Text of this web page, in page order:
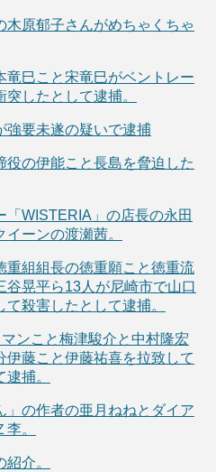
木原郁子さんがめちゃくちゃ
竜巳こと宋竜巳がベントレー
したとして逮捕。
強要未遂の疑いで逮捕
役の伊能こと長島を脅迫した
「WISTERIA」の店長の永田
ーンの渡瀬茜。
重組組長の徳重願こと徳重流
谷晃平ら13人が尼崎市で山口
殺害したとして逮捕。
ンこと梅津駿介と中村隆宏
伊藤こと伊藤祐喜を拉致して
捕。
」の作者の亜月ねねとダイア
。
介。